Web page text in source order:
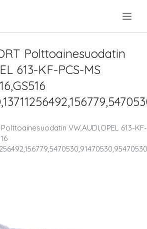
Polttoainesuodatin
613-KF-PCS-MS
Polttoainesuodatin VW,AUDI,OPEL 613-